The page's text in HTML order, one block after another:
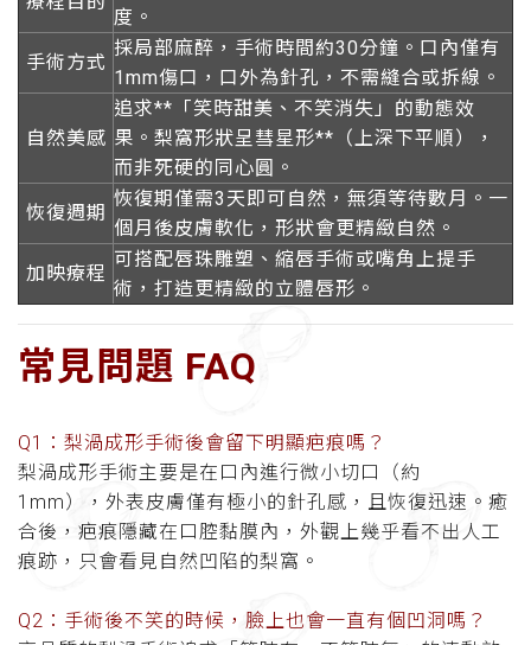
度。
手術方式
採局部麻醉，手術時間約30分鐘。口內僅有
1mm傷口，口外為針孔，不需縫合或拆線。
自然美感
追求**「笑時甜美、不笑消失」的動態效
果。梨窩形狀呈彗星形**（上深下平順），
而非死硬的同心圓。
恢復週期
恢復期僅需3天即可自然，無須等待數月。一
個月後皮膚軟化，形狀會更精緻自然。
加映療程
可搭配唇珠雕塑、縮唇手術或嘴角上提手
術，打造更精緻的立體唇形。
常見問題 FAQ
Q1：梨渦成形手術後會留下明顯疤痕嗎？
梨渦成形手術主要是在口內進行微小切口（約
1mm），外表皮膚僅有極小的針孔感，且恢復迅速。癒
合後，疤痕隱藏在口腔黏膜內，外觀上幾乎看不出人工
痕跡，只會看見自然凹陷的梨窩。
Q2：手術後不笑的時候，臉上也會一直有個凹洞嗎？